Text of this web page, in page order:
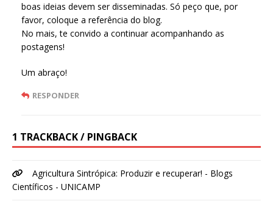
boas ideias devem ser disseminadas. Só peço que, por
favor, coloque a referência do blog.
No mais, te convido a continuar acompanhando as
postagens!
Um abraço!
RESPONDER
1 TRACKBACK / PINGBACK
Agricultura Sintrópica: Produzir e recuperar! - Blogs
Científicos - UNICAMP